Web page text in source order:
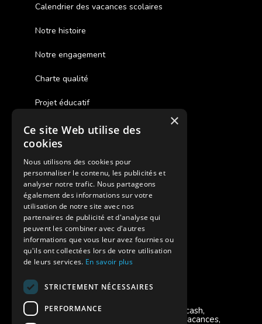
Calendrier des vacances scolaires
Notre histoire
Notre engagement
Charte qualité
Projet éducatif
Des colonies de vacances inclusives
Assurances annulations
Aides financières pour partir en colonie
Charte de confidentialité
Vacances Adaptées Adulte Supernova
Modes de règlement acceptés
Chèque, Virement, Espèces, Mandats cash,
Bons CAF, Conseil général, Chèques vacances,
×
Ce site Web utilise des
cookies
Nous utilisons des cookies pour
personnaliser le contenu, les publicités et
analyser notre trafic. Nous partageons
également des informations sur votre
utilisation de notre site avec nos
partenaires de publicité et d'analyse qui
peuvent les combiner avec d'autres
informations que vous leur avez fournies ou
qu'ils ont collectées lors de votre utilisation
de leurs services. En savoir plus
STRICTEMENT NÉCESSAIRES
PERFORMANCE